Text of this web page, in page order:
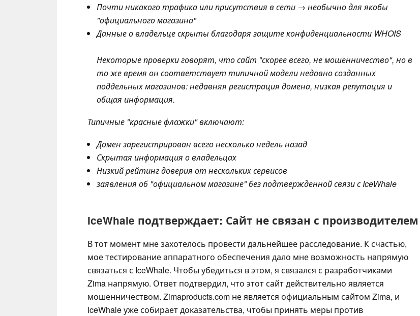
Почти никакого трафика или присутствия в сети → необычно для якобы
"официального магазина"
Данные о владельце скрыты благодаря защите конфиденциальности WHOIS
Некоторые проверки говорят, что сайт "скорее всего, не мошенничество", но в
то же время он соответствует типичной модели недавно созданных
поддельных магазинов: недавняя регистрация домена, низкая репутация и
общая информация.
Типичные "красные флажки" включают:
Домен зарегистрирован всего несколько недель назад
Скрытая информация о владельцах
Низкий рейтинг доверия от нескольких сервисов
заявления об "официальном магазине" без подтвержденной связи с IceWhale
IceWhale подтверждает: Сайт не связан с производителем
В тот момент мне захотелось провести дальнейшее расследование. К счастью,
мое тестирование аппаратного обеспечения дало мне возможность напрямую
связаться с IceWhale. Чтобы убедиться в этом, я связался с разработчиками
Zima напрямую. Ответ подтвердил, что этот сайт действительно является
мошенничеством. Zimaproducts.com не является официальным сайтом Zima, и
IceWhale уже собирает доказательства, чтобы принять меры против